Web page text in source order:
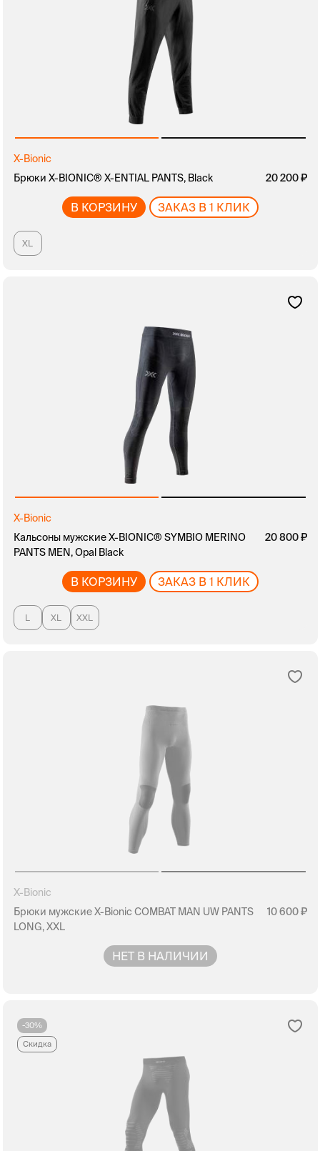
X-Bionic
Брюки X-BIONIC® X-ENTIAL PANTS, Black
20 200
В КОРЗИНУ ЗАКАЗ В 1 КЛИК
XL
X-Bionic
Кальсоны мужские X-BIONIC® SYMBIO MERINO
PANTS MEN, Opal Black
20 800
В КОРЗИНУ ЗАКАЗ В 1 КЛИК
L XL XXL
X-Bionic
Брюки мужские X-Bionic COMBAT MAN UW PANTS
LONG, XXL
10 600
НЕТ В НАЛИЧИИ
-30%
Скидка